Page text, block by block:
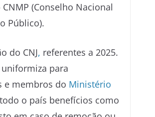
CNMP (Conselho Nacional
Público).
do CNJ, referentes a 2025.
para
e membros do Ministério
o país benefícios como